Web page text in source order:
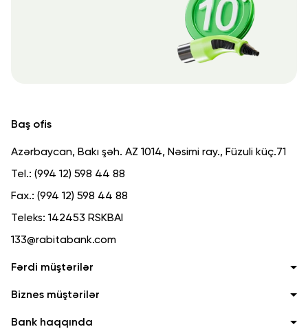
Fərdi müştərilər
Biznes müştərilər
Bank haqqında
Baş ofis
Azərbaycan, Bakı şəh. AZ 1014, Nəsimi ray., Füzuli küç.71
Tel.: (994 12) 598 44 88
Fax.: (994 12) 598 44 88
Teleks: 142453 RSKBAI
133@rabitabank.com